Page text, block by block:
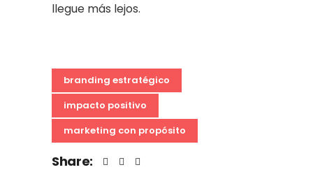
llegue más lejos.
branding estratégico
impacto positivo
marketing con propósito
Share: